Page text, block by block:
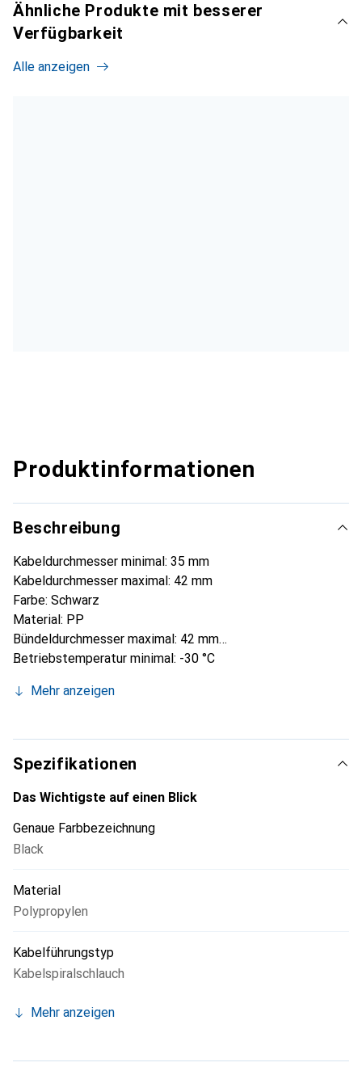
Ähnliche Produkte mit besserer
Verfügbarkeit
Alle anzeigen
Produktinformationen
Beschreibung
Kabeldurchmesser minimal: 35 mm
Kabeldurchmesser maximal: 42 mm
Farbe: Schwarz
Material: PP
Bündeldurchmesser maximal: 42 mm
Betriebstemperatur minimal: -30 °C
Wandstärke: 3,5 mm
Mehr anzeigen
Spezifikationen
Das Wichtigste auf einen Blick
Genaue Farbbezeichnung
Black
Material
Polypropylen
Kabelführungstyp
Kabelspiralschlauch
Mehr anzeigen